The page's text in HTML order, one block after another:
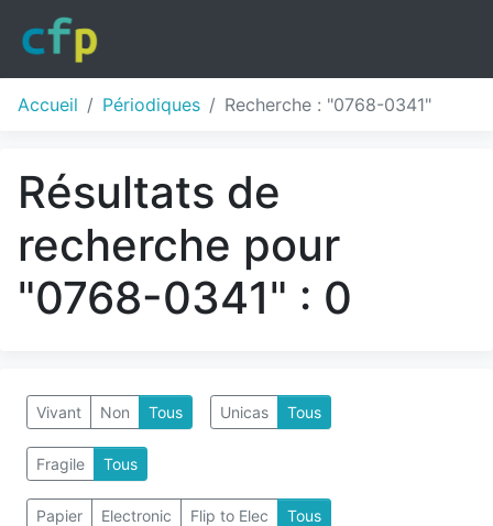
Accueil Périodiques Recherche : "0768-0341"
Résultats de
recherche pour
"0768-0341" : 0
Vivant Non Tous Unicas Tous
Fragile Tous
Papier Electronic Flip to Elec Tous